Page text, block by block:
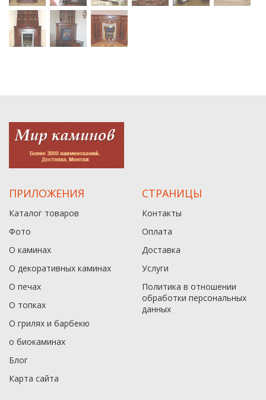
ПРИЛОЖЕНИЯ
Каталог товаров
Фото
О каминах
О декоративных каминах
О печах
О топках
О грилях и барбекю
о биокаминах
Блог
Карта сайта
СТРАНИЦЫ
Контакты
Оплата
Доставка
Услуги
Политика в отношении
обработки персональных
данныx